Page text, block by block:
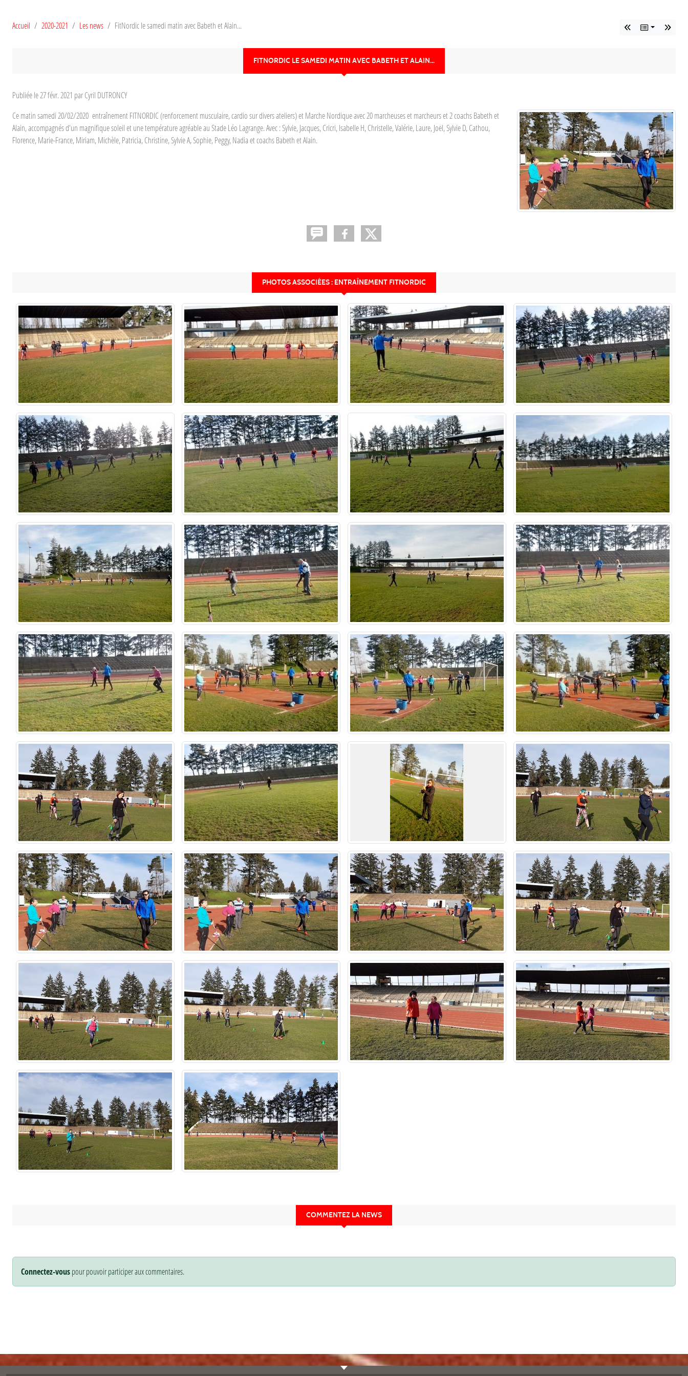
Accueil 2020-2021 Les news FitNordic le samedi matin avec Babeth et Alain...
FITNORDIC LE SAMEDI MATIN AVEC BABETH ET ALAIN...
Publiée le27 févr. 2021 par Cyril DUTRONCY
Ce matin samedi 20/02/2020 entraînement FITNORDIC (renforcement musculaire, cardio sur divers ateliers) et Marche Nordique avec 20 marcheuses et marcheurs et 2 coachs Babeth et
Alain, accompagnés d'un magnifique soleil et une température agréable au Stade Léo Lagrange. Avec : Sylvie, Jacques, Cricri, Isabelle H, Christelle, Valérie, Laure, Joël, Sylvie D, Cathou,
Florence, Marie-France, Miriam, Michèle, Patricia, Christine, Sylvie A, Sophie, Peggy, Nadia et coachs Babeth et Alain.
PHOTOS ASSOCIÉES : ENTRAÎNEMENT FITNORDIC
COMMENTEZ LA NEWS
Connectez-vouspour pouvoir participer aux commentaires.